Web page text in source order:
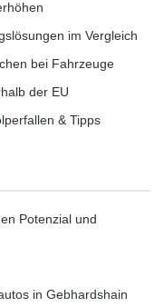
im Vergleich
bei Fahrzeuge
der EU
& Tipps
Potenzial und
in Gebhardshain